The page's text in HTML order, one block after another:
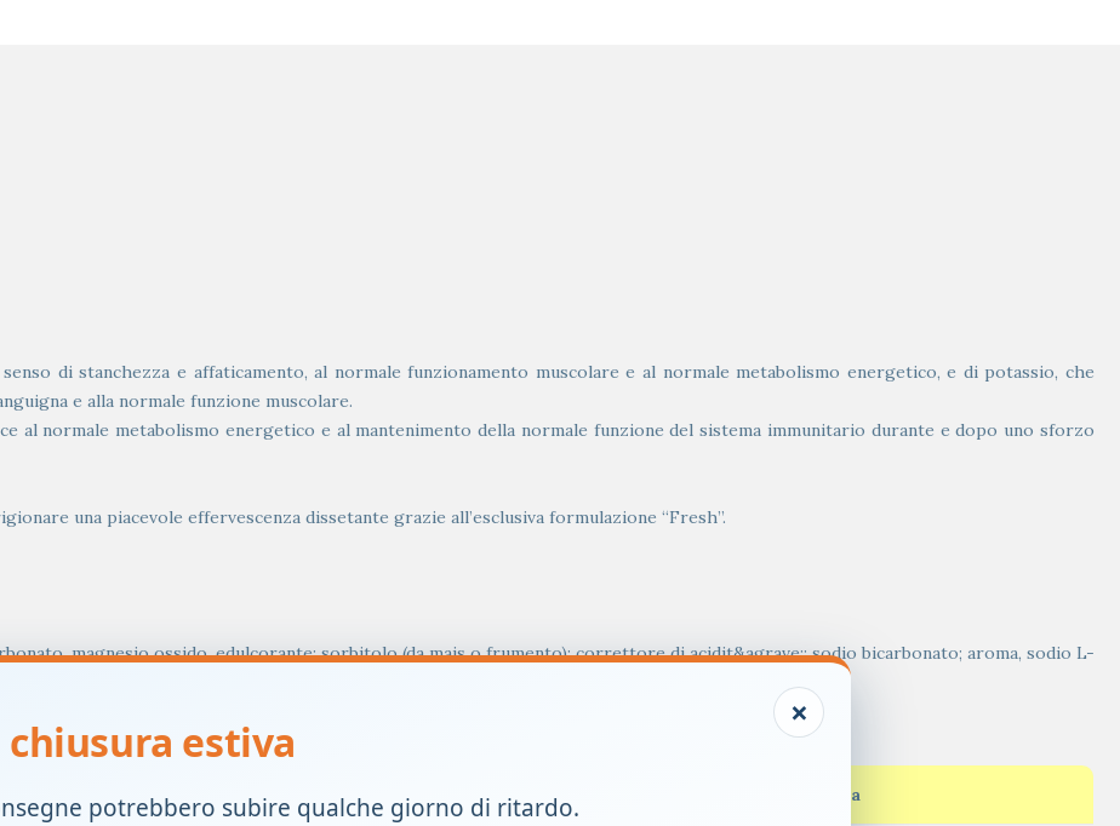
di stanchezza e affaticamento, al normale funzionamento muscolare e al normale metabolismo energetico, e di potassio, che
e alla normale funzione muscolare.
al normale metabolismo energetico e al mantenimento della normale funzione del sistema immunitario durante e dopo uno sforzo
una piacevole effervescenza dissetante grazie all’esclusiva formulazione “Fresh”.
magnesio ossido, edulcorante: sorbitolo (da mais o frumento); correttore di acidit&agrave;: sodio bicarbonato; aroma, sodio L-
acido L-ascorbico (vitamina C); colorante: betacarotene.
Per 2 buste % VNR*/busta
×
chiusura estiva
potrebbero subire qualche giorno di ritardo.